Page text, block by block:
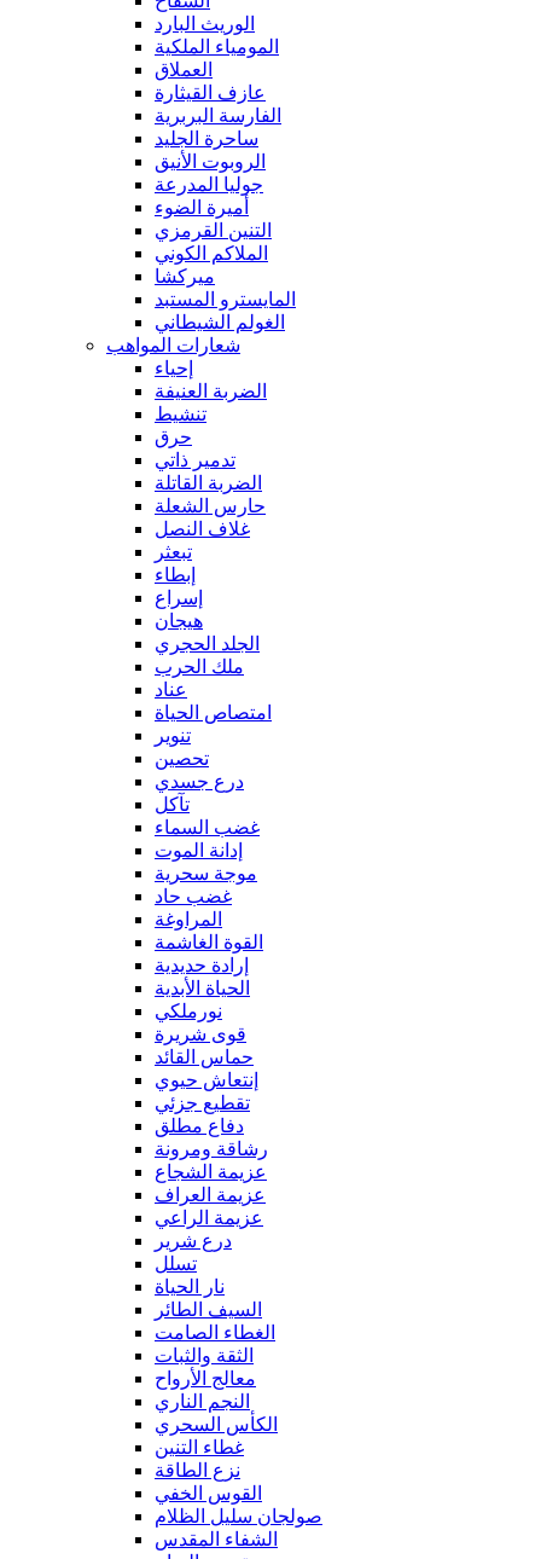
الوريث البارد
المومياء الملكية
العملاق
عازف القيثارة
الفارسة البربرية
ساحرة الجليد
الروبوت الأنيق
جوليا المدرعة
أميرة الضوء
التنين القرمزي
الملاكم الكوني
ميركشا
المايسترو المستبد
الغولم الشيطاني
شعارات المواهب
إحياء
الضربة العنيفة
تنشيط
حرق
تدمير ذاتي
الضربة القاتلة
حارس الشعلة
غلاف النصل
تبعثر
إبطاء
إسراع
هيجان
الجلد الحجري
ملك الحرب
عناد
امتصاص الحياة
تنوير
تحصين
درع جسدي
تآكل
غضب السماء
إدانة الموت
موجة سحرية
غضب حاد
المراوغة
القوة الغاشمة
إرادة حديدية
الحياة الأبدية
نورملكي
قوى شريرة
حماس القائد
إنتعاش حيوي
تقطيع جزئي
دفاع مطلق
رشاقة ومرونة
عزيمة الشجاع
عزيمة العراف
عزيمة الراعي
درع شرير
تسلل
نار الحياة
السيف الطائر
الغطاء الصامت
الثقة والثبات
معالج الأرواح
النجم الناري
الكأس السحري
غطاء التنين
نزع الطاقة
القوس الخفي
صولجان سليل الظلام
الشفاء المقدس